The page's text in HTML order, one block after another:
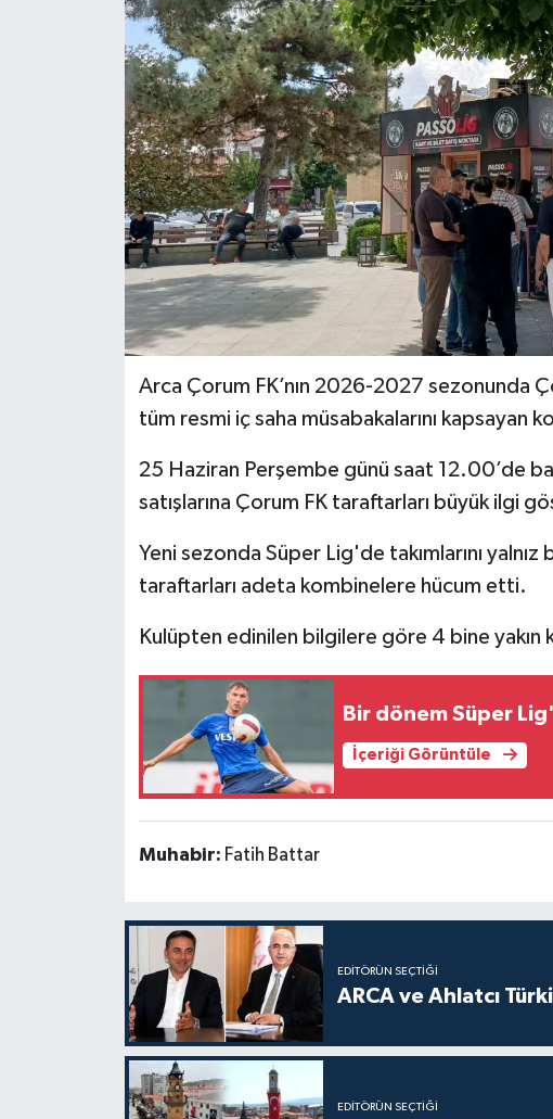
Arca Çorum FK’nın 2026-2027 sezonunda
tüm resmi iç saha müsabakalarını kapsayan
25 Haziran Perşembe günü saat 12.00’de
satışlarına Çorum FK taraftarları büyük ilgi
Yeni sezonda Süper Lig'de takımlarını
taraftarları adeta kombinelere hücum etti.
Kulüpten edinilen bilgilere göre 4 bine yakın
Bir dönem Süper
İçeriği Görüntüle
Muhabir: Fatih Battar
EDITÖRÜN SEÇTIĞI
ARCA ve Ahlatcı
EDITÖRÜN SEÇTIĞI
OTOPARK
TEKNOLOJİ